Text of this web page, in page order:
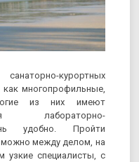
курортных
как многопрофильные,
из них имеют
лабораторно-
удобно. Пройти
между делом, на
узкие специалисты, с